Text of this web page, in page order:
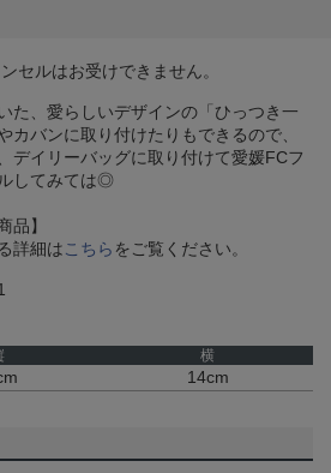
セルはお受けできません。
た、愛らしいデザインの「ひっつき一
カバンに取り付けたりもできるので、
デイリーバッグに取り付けて愛媛FCフ
してみては◎
品】
詳細は こちら をご覧ください。
横
14cm